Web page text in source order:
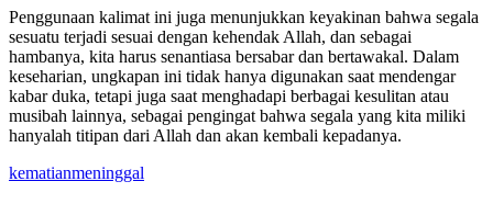
Penggunaan kalimat ini juga menunjukkan keyakinan bahwa segala
sesuatu terjadi sesuai dengan kehendak Allah, dan sebagai
hambanya, kita harus senantiasa bersabar dan bertawakal. Dalam
keseharian, ungkapan ini tidak hanya digunakan saat mendengar
kabar duka, tetapi juga saat menghadapi berbagai kesulitan atau
musibah lainnya, sebagai pengingat bahwa segala yang kita miliki
hanyalah titipan dari Allah dan akan kembali kepadanya.
kematianmeninggal